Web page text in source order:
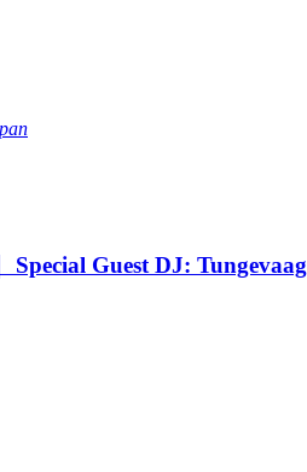
Guest DJ: Tungevaag